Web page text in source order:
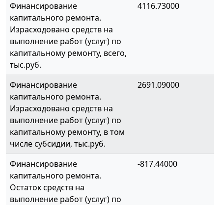
Финансирование
капитального ремонта.
Израсходовано средств на
выполнение работ (услуг) по
капитальному ремонту, всего,
тыс.руб.
4116.73000
Финансирование
капитального ремонта.
Израсходовано средств на
выполнение работ (услуг) по
капитальному ремонту, в том
числе субсидии, тыс.руб.
2691.09000
Финансирование
капитального ремонта.
Остаток средств на
выполнение работ (услуг) по
-817.44000